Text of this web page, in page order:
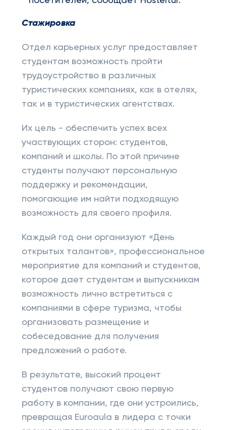
Стажировка
Отдел карьерных услуг предоставляет
студентам возможность пройти
трудоустройство в различных
туристических компаниях, как в отелях,
так и в туристических агентствах.
Их цель - обеспечить успех всех
участвующих сторон: студентов,
компаний и школы. По этой причине
студенты получают персональную
поддержку и рекомендации,
помогающие им найти подходящую
возможность для своего профиля.
Каждый год они организуют «День
открытых талантов», профессиональное
мероприятие для компаний и студентов,
которое дает студентам и выпускникам
возможность лично встретиться с
компаниями в сфере туризма, чтобы
организовать размещение и
собеседование для получения
предложений о работе.
В результате, высокий процент
студентов получают свою первую
работу в компании, где они устроились,
превращая Euroaula в лидера с точки